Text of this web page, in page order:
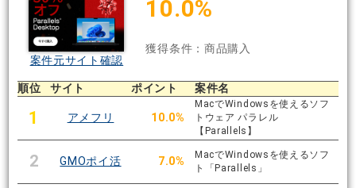
案件元サイト確認
10.0%
獲得条件：商品購入
順位 サイト ポイント 案件名
1 アメフリ 10.0%
MacでWindowsを使えるソフ
トウェア パラレル
【Parallels】
2 GMOポイ活 7.0%
MacでWindowsを使えるソフ
ト「Parallels」